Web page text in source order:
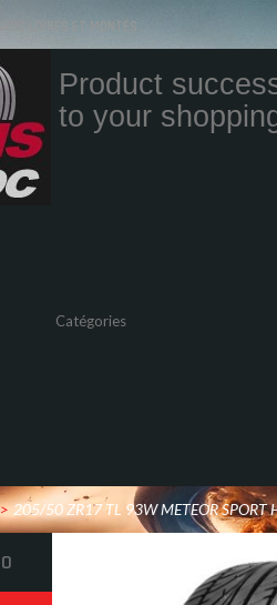
LIVRÉS ET MONTÉS
Product
to your
Catégories
> 205/50 ZR17 TL 93W METEOR SPORT